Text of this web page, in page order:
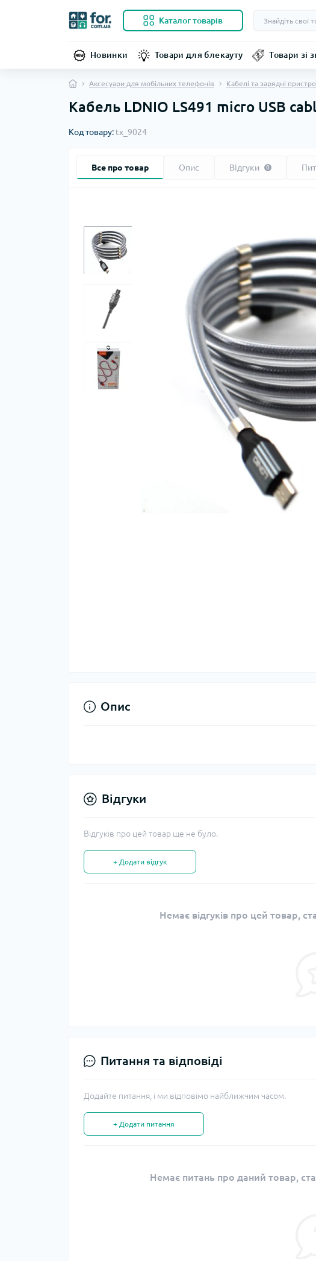
Каталог товарів
Новинки Товари для блекауту Товари зі
Аксесуари для мобільних телефонів Кабелі та зарядні
Кабель LDNIO LS491 micro USB
Код товару: tx_9024
Все про товар Опис Відгуки 0
Опис
Відгуки
Відгуків про цей товар ще не було.
+ Додати відгук
Немає відгуків про цей товар,
Питання та відповіді
Додайте питання, і ми відповімо найближчим часом.
+ Додати питання
Немає питань про даний товар,